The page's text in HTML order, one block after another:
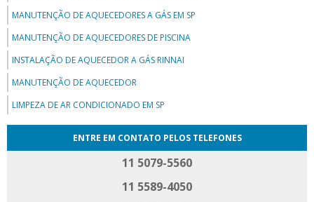
MANUTENÇÃO DE AQUECEDORES A GÁS EM SP
MANUTENÇÃO DE AQUECEDORES DE PISCINA
INSTALAÇÃO DE AQUECEDOR A GÁS RINNAI
MANUTENÇÃO DE AQUECEDOR
LIMPEZA DE AR CONDICIONADO EM SP
ENTRE EM CONTATO PELOS TELEFONES
11 5079-5560
11 5589-4050